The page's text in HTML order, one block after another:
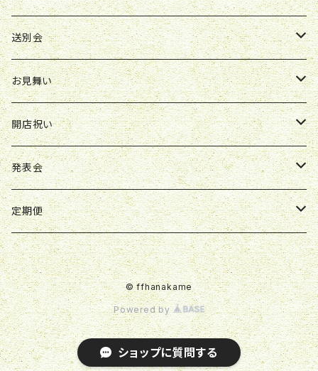
ボックスアレンジ
胡蝶蘭鉢
スタンド花
アレンジ
花束
アレンジ
ボックスアレンジ
スタンド花
送別会
花束
アレンジ
ボックスアレンジ
お見舞い
花束
アレンジ
ボックスアレンジ
開店祝い
アレンジ
スタンド花
観葉植物
胡蝶蘭鉢
発表会
アレンジ
花束
スタンド花
定期便
花束
© ffhanakame
Powered by
ショップに質問する